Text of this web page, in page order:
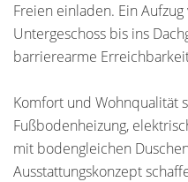
Freien einladen. Ein
Untergeschoss bis ins
barrierearme
Komfort und Wohnqualität
Fußbodenheizung,
mit bodengleichen
Ausstattungskonzept